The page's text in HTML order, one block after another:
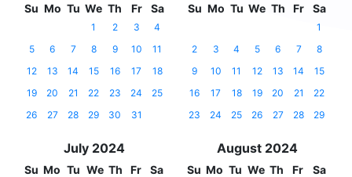
Su Mo Tu We Th Fr Sa
1 2 3
4
5
6 7 8 9 10
11
12
13 14 15 16 17
18
19
20 21 22 23 24
25
26
27 28 29 30 31
Su Mo Tu We Th Fr Sa
1
2
3 4 5 6 7
8
9
10 11 12 13 14
15
16
17 18 19 20 21
22
23
24 25 26 27 28 29
July 2024
Su Mo Tu We Th Fr Sa
August 2024
Su Mo Tu We Th Fr Sa